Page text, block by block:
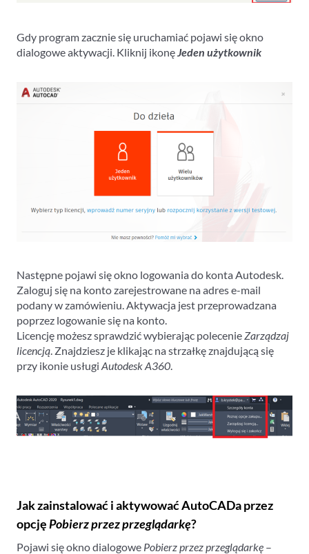
Gdy program zacznie się uruchamiać pojawi się okno
dialogowe aktywacji. Kliknij ikonęJeden użytkownik
Następne pojawi się okno logowania do konta Autodesk.
Zaloguj się na konto zarejestrowane na adres e-mail
podany w zamówieniu. Aktywacja jest przeprowadzana
poprzez logowanie się na konto.
Licencję możesz sprawdzić wybierając polecenie Zarządzaj
licencją . Znajdziesz je klikając na strzałkę znajdującą się
przy ikonie usługi Autodesk A360
Jak zainstalować i aktywować AutoCADa przez
opcjęPobierz przez przeglądarkę?
Pojawi się okno dialogowe Pobierz przez przeglądarkę –